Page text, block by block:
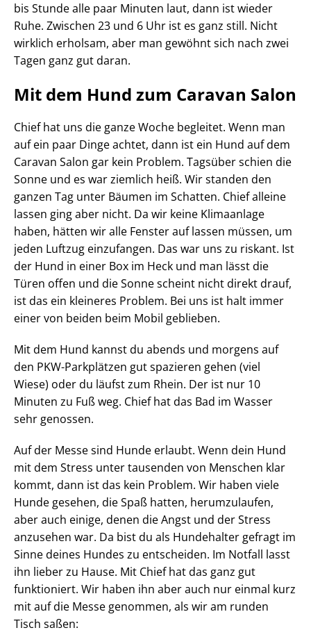
bis Stunde alle paar Minuten laut, dann ist wieder
Ruhe. Zwischen 23 und 6 Uhr ist es ganz still. Nicht
wirklich erholsam, aber man gewöhnt sich nach zwei
Tagen ganz gut daran.
Mit dem Hund zum Caravan Salon
Chief hat uns die ganze Woche begleitet. Wenn man
auf ein paar Dinge achtet, dann ist ein Hund auf dem
Caravan Salon gar kein Problem. Tagsüber schien die
Sonne und es war ziemlich heiß. Wir standen den
ganzen Tag unter Bäumen im Schatten. Chief alleine
lassen ging aber nicht. Da wir keine Klimaanlage
haben, hätten wir alle Fenster auf lassen müssen, um
jeden Luftzug einzufangen. Das war uns zu riskant. Ist
der Hund in einer Box im Heck und man lässt die
Türen offen und die Sonne scheint nicht direkt drauf,
ist das ein kleineres Problem. Bei uns ist halt immer
einer von beiden beim Mobil geblieben.
Mit dem Hund kannst du abends und morgens auf
den PKW-Parkplätzen gut spazieren gehen (viel
Wiese) oder du läufst zum Rhein. Der ist nur 10
Minuten zu Fuß weg. Chief hat das Bad im Wasser
sehr genossen.
Auf der Messe sind Hunde erlaubt. Wenn dein Hund
mit dem Stress unter tausenden von Menschen klar
kommt, dann ist das kein Problem. Wir haben viele
Hunde gesehen, die Spaß hatten, herumzulaufen,
aber auch einige, denen die Angst und der Stress
anzusehen war. Da bist du als Hundehalter gefragt im
Sinne deines Hundes zu entscheiden. Im Notfall lasst
ihn lieber zu Hause. Mit Chief hat das ganz gut
funktioniert. Wir haben ihn aber auch nur einmal kurz
mit auf die Messe genommen, als wir am runden
Tisch saßen: